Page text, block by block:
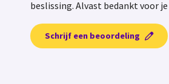
beslissing. Alvast bedankt voor
Schrijf een beoordeling